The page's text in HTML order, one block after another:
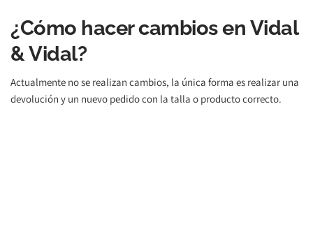
¿Cómo hacer cambios en Vidal
& Vidal?
Actualmente no se realizan cambios, la única forma es realizar una
devolución y un nuevo pedido con la talla o producto correcto.